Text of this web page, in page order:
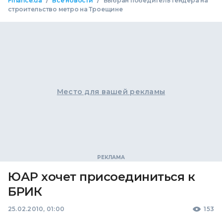
строительство метро на Троещине
Место для вашей рекламы
ЮАР хочет присоединиться к
БРИК
25.02.2010, 01:00 153